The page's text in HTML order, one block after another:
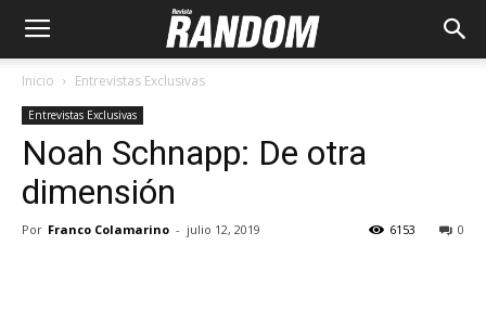
Inicio Entrevistas Exclusivas
Entrevistas Exclusivas
Noah Schnapp: De otra
dimensión
Por Franco Colamarino - julio 12, 2019 0
6153